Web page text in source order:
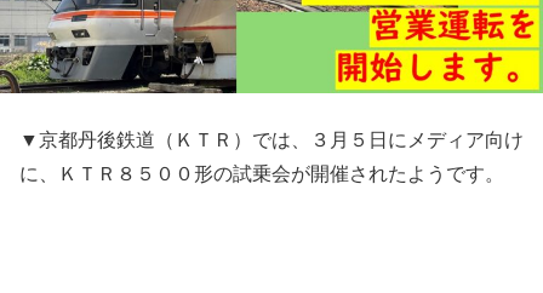
▼京都丹後鉄道（ＫＴＲ）では、３月５日にメディア向け
に、ＫＴＲ８５００形の試乗会が開催されたようです。